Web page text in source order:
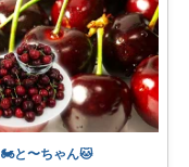
🏍と〜ちゃん🐱